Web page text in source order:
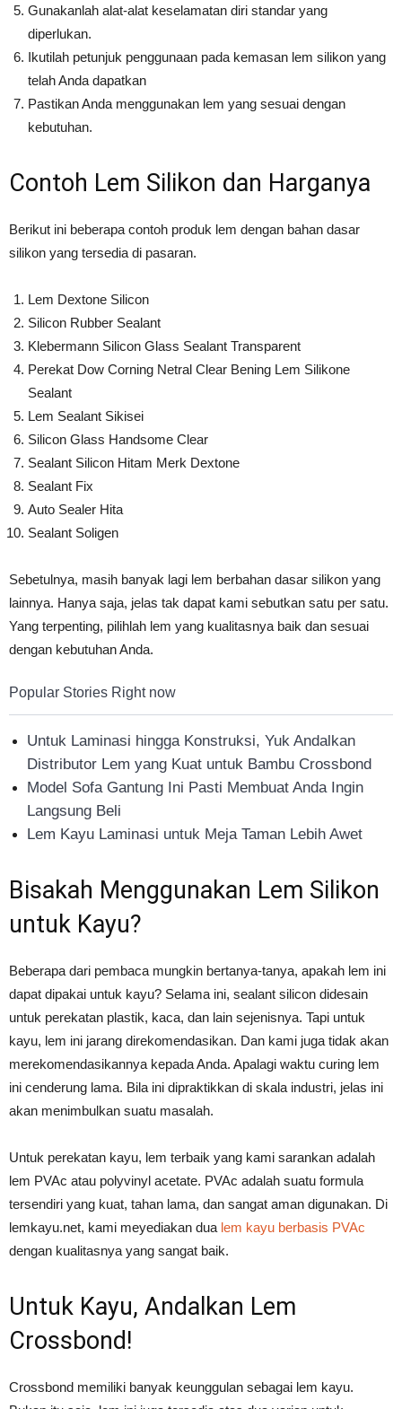
Gunakanlah alat-alat keselamatan diri standar yang
diperlukan.
Ikutilah petunjuk penggunaan pada kemasan lem silikon yang
telah Anda dapatkan
Pastikan Anda menggunakan lem yang sesuai dengan
kebutuhan.
Contoh Lem Silikon dan Harganya
Berikut ini beberapa contoh produk lem dengan bahan dasar
silikon yang tersedia di pasaran.
Lem Dextone Silicon
Silicon Rubber Sealant
Klebermann Silicon Glass Sealant Transparent
Perekat Dow Corning Netral Clear Bening Lem Silikone
Sealant
Lem Sealant Sikisei
Silicon Glass Handsome Clear
Sealant Silicon Hitam Merk Dextone
Sealant Fix
Auto Sealer Hita
Sealant Soligen
Sebetulnya, masih banyak lagi lem berbahan dasar silikon yang
lainnya. Hanya saja, jelas tak dapat kami sebutkan satu per satu.
Yang terpenting, pilihlah lem yang kualitasnya baik dan sesuai
dengan kebutuhan Anda.
Popular Stories Right now
Untuk Laminasi hingga Konstruksi, Yuk Andalkan
Distributor Lem yang Kuat untuk Bambu Crossbond
Model Sofa Gantung Ini Pasti Membuat Anda Ingin
Langsung Beli
Lem Kayu Laminasi untuk Meja Taman Lebih Awet
Bisakah Menggunakan Lem Silikon
untuk Kayu?
Beberapa dari pembaca mungkin bertanya-tanya, apakah lem ini
dapat dipakai untuk kayu? Selama ini, sealant silicon didesain
untuk perekatan plastik, kaca, dan lain sejenisnya. Tapi untuk
kayu, lem ini jarang direkomendasikan. Dan kami juga tidak akan
merekomendasikannya kepada Anda. Apalagi waktu curing lem
ini cenderung lama. Bila ini dipraktikkan di skala industri, jelas ini
akan menimbulkan suatu masalah.
Untuk perekatan kayu, lem terbaik yang kami sarankan adalah
lem PVAc atau polyvinyl acetate. PVAc adalah suatu formula
tersendiri yang kuat, tahan lama, dan sangat aman digunakan. Di
lemkayu.net, kami meyediakan dua lem kayu berbasis PVAc
dengan kualitasnya yang sangat baik.
Untuk Kayu, Andalkan Lem
Crossbond!
Crossbond memiliki banyak keunggulan sebagai lem kayu.